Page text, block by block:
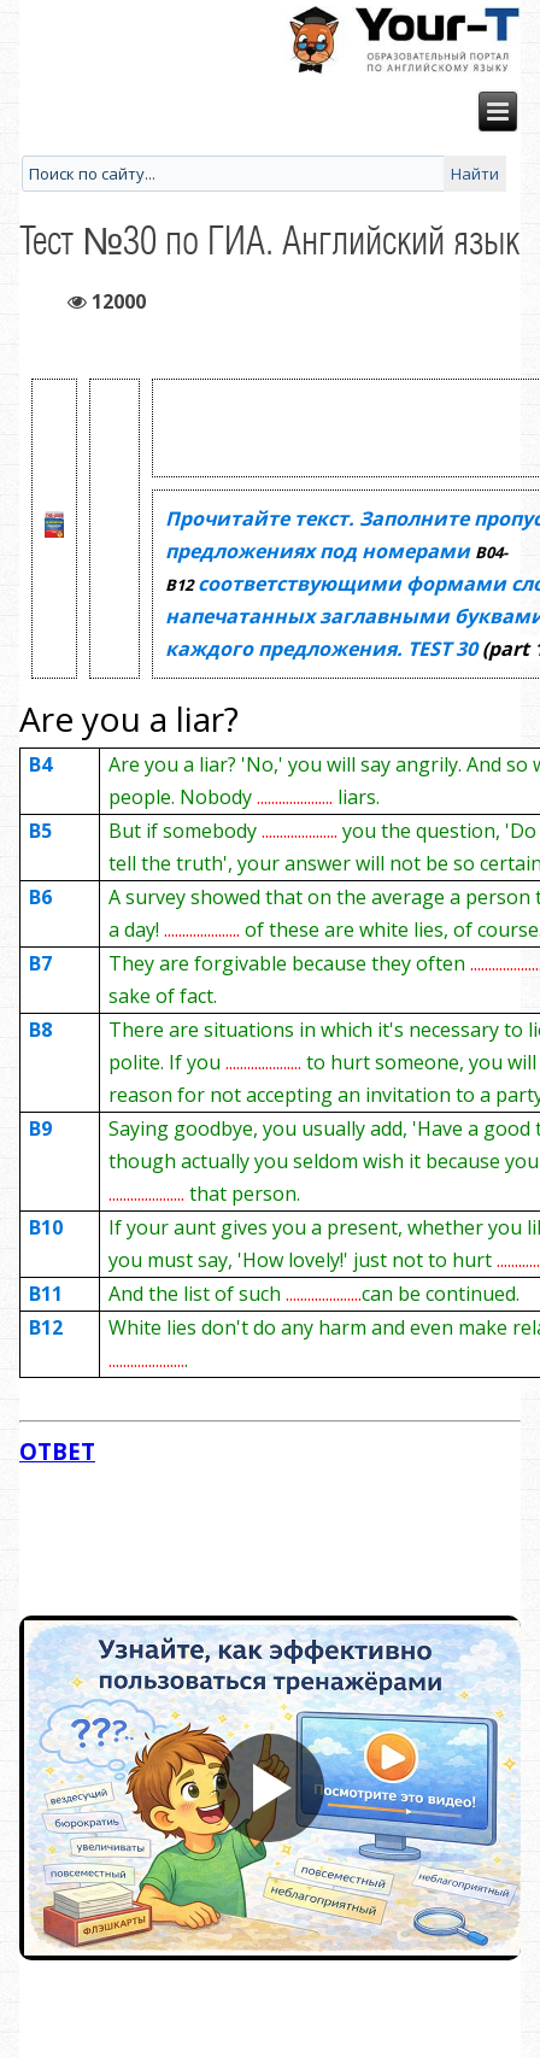
Тест №30 по ГИА. Английский язык
12000
Прочитайте текст. Заполните
предложениях под номерами В04-
В12 соответствующими формами
напечатанных заглавными
каждого предложения. TEST30(part
Are you a liar?
B4
Are you a liar? 'No,' you will say angrily. And so
people. Nobody..................... liars.
B5
But if somebody..................... you the question,
tell the truth', your answer will not be so
B6
A survey showed that on the average a person
a day!..................... of these are white lies, of
B7
They are forgivable because they often
sake of fact.
B8
There are situations in which it's necessary to
polite. If you..................... to hurt someone, you
reason for not accepting an invitation to a
B9
Saying goodbye, you usually add, 'Have a good
though actually you seldom wish it because
..................... that person.
B10
If your aunt gives you a present, whether you
you must say, 'How lovely!' just not to hurt
B11
And the list of such.....................can be continued.
B12
White lies don't do any harm and even make
......................
ОТВЕТ